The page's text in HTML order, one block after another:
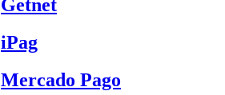
Getnet
iPag
Mercado Pago